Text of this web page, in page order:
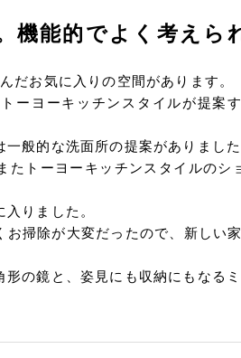
機能的でよく考えら
だお気に入りの空間があります。
ーヨーキッチンスタイルが提案
般的な洗面所の提案がありました
たトーヨーキッチンスタイルの
りました。
掃除が大変だったので、新しい
形の鏡と、姿見にも収納にもなる